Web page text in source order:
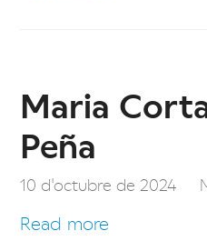
Maria
Peña
10 d'octubre de 2024
Read more